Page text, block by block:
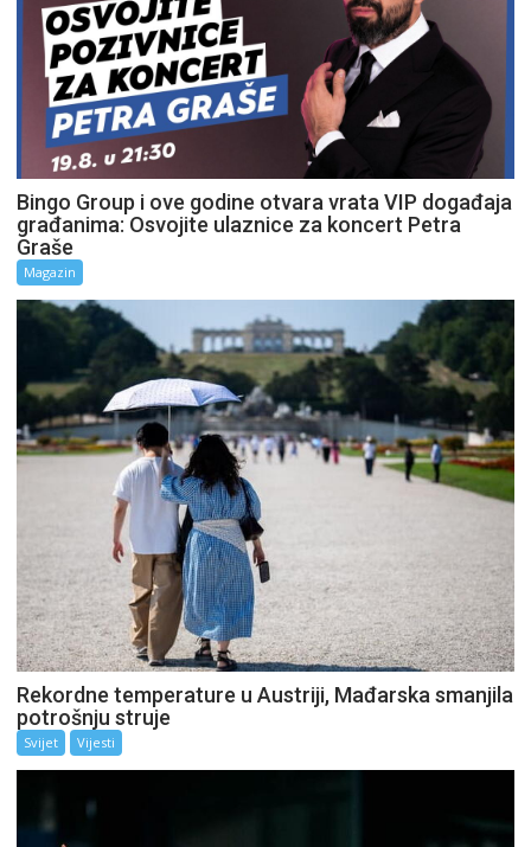
Bingo Group i ove godine otvara vrata VIP događaja
građanima: Osvojite ulaznice za koncert Petra
Graše
Magazin
Rekordne temperature u Austriji, Mađarska smanjila
potrošnju struje
Svijet Vijesti